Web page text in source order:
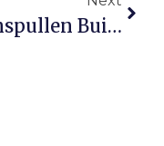
Tuinspullen Buiten? Dit Is Wat Je Verzekering Wel En Niet Dekt